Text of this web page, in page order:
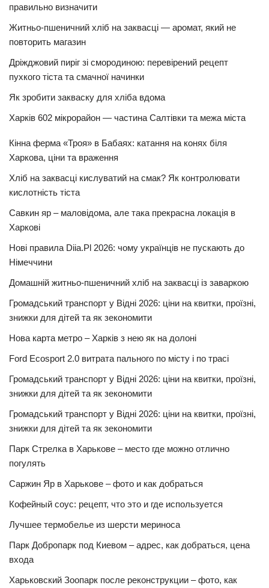
правильно визначити
Житньо-пшеничний хліб на заквасці — аромат, який не
повторить магазин
Дріжджовий пиріг зі смородиною: перевірений рецепт
пухкого тіста та смачної начинки
Як зробити закваску для хліба вдома
Харків 602 мікрорайон — частина Салтівки та межа міста
Кінна ферма «Троя» в Бабаях: катання на конях біля
Харкова, ціни та враження
Хліб на заквасці кислуватий на смак? Як контролювати
кислотність тіста
Савкин яр – маловідома, але така прекрасна локація в
Харкові
Нові правила Diia.Pl 2026: чому українців не пускають до
Німеччини
Домашній житньо-пшеничний хліб на заквасці із заваркою
Громадський транспорт у Відні 2026: ціни на квитки, проїзні,
знижки для дітей та як зекономити
Нова карта метро – Харків з нею як на долоні
Ford Ecosport 2.0 витрата пального по місту і по трасі
Громадський транспорт у Відні 2026: ціни на квитки, проїзні,
знижки для дітей та як зекономити
Громадський транспорт у Відні 2026: ціни на квитки, проїзні,
знижки для дітей та як зекономити
Парк Стрелка в Харькове – место где можно отлично
погулять
Саржин Яр в Харькове – фото и как добраться
Кофейный соус: рецепт, что это и где используется
Лучшее термобелье из шерсти мериноса
Парк Добропарк под Киевом – адрес, как добраться, цена
входа
Харьковский Зоопарк после реконструкции – фото, как